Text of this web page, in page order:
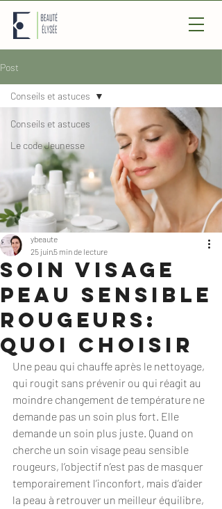
Post
Conseils et astuces
Le code Jeunesse
Conseils et astuces
Soin visage
peau sensible
rougeurs:
quoi choisir
ybeaute
25 juin5 min de lecture
Une peau qui chauffe après le nettoyage,
qui rougit sans prévenir ou qui réagit au
moindre changement de température ne
demande pas un soin plus fort. Elle
demande un soin plus juste. Quand on
cherche un soin visage peau sensible
rougeurs, l’objectif n’est pas de masquer
temporairement l’inconfort, mais d’aider
la peau à retrouver un meilleur équilibre,